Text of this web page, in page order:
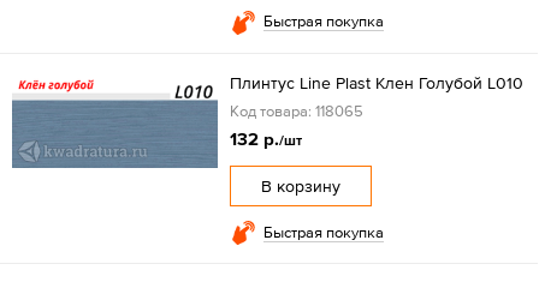
Быстрая покупка
Плинтус Line Plast Клен Голубой L010
Код товара: 118065
132 р./шт
В корзину
Быстрая покупка